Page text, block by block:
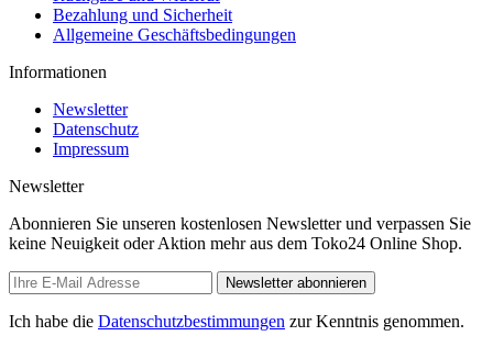
Bezahlung und Sicherheit
Allgemeine Geschäftsbedingungen
Informationen
Newsletter
Datenschutz
Impressum
Newsletter
Abonnieren Sie unseren kostenlosen Newsletter und verpassen Sie
keine Neuigkeit oder Aktion mehr aus dem Toko24 Online Shop.
Newsletter abonnieren
Ich habe die Datenschutzbestimmungen zur Kenntnis genommen.